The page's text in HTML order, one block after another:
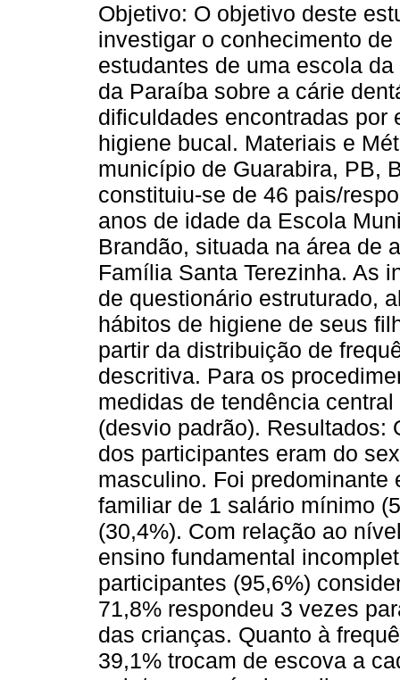
Objetivo: O objetivo deste
investigar o conhecimento de
estudantes de uma escola
da Paraíba sobre a cárie
dificuldades encontradas por
higiene bucal. Materiais e
município de Guarabira, PB,
constituiu-se de 46 pais/
anos de idade da Escola
Brandão, situada na área de
Família Santa Terezinha. As
de questionário estruturado,
hábitos de higiene de seus
partir da distribuição de
descritiva. Para os
medidas de tendência
(desvio padrão). Resultados:
dos participantes eram do
masculino. Foi predominante
familiar de 1 salário mínimo
(30,4%). Com relação ao
ensino fundamental
participantes (95,6%)
71,8% respondeu 3 vezes
das crianças. Quanto à
39,1% trocam de escova a